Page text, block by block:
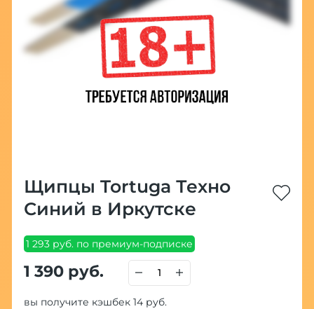
Щипцы Tortuga Техно
Синий в Иркутске
1 293 руб. по премиум-подписке
1 390 руб.
вы получите кэшбек 14 руб.